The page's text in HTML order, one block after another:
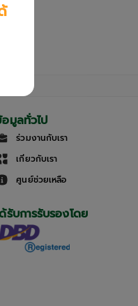
มูลทั่วไป
ร่วมงานกับเรา
เกี่ยวกับเรา
ศูนย์ช่วยเหลือ
รับการรับรองโดย